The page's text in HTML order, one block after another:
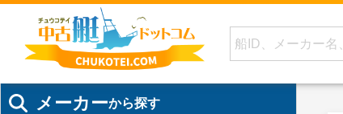
メーカーから探す